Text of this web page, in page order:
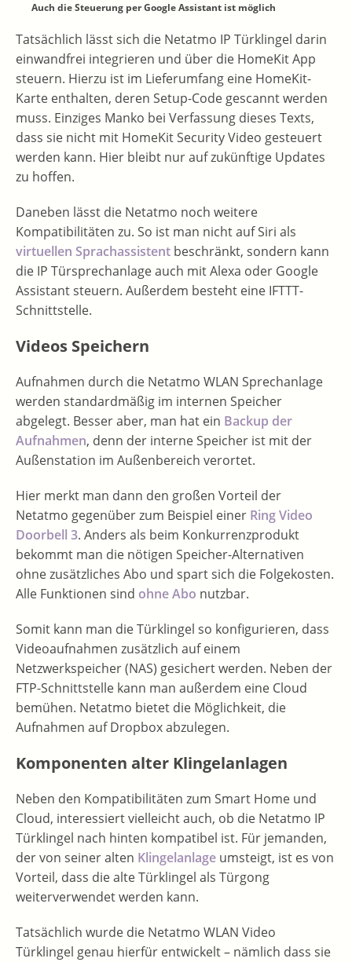
Auch die Steuerung per Google Assistant ist möglich
Tatsächlich lässt sich die Netatmo IP Türklingel darin
einwandfrei integrieren und über die HomeKit App
steuern. Hierzu ist im Lieferumfang eine HomeKit-
Karte enthalten, deren Setup-Code gescannt werden
muss. Einziges Manko bei Verfassung dieses Texts,
dass sie nicht mit HomeKit Security Video gesteuert
werden kann. Hier bleibt nur auf zukünftige Updates
zu hoffen.
Daneben lässt die Netatmo noch weitere
Kompatibilitäten zu. So ist man nicht auf Siri als
virtuellen Sprachassistent beschränkt, sondern kann
die IP Türsprechanlage auch mit Alexa oder Google
Assistant steuern. Außerdem besteht eine IFTTT-
Schnittstelle.
Videos Speichern
Aufnahmen durch die Netatmo WLAN Sprechanlage
werden standardmäßig im internen Speicher
abgelegt. Besser aber, man hat ein Backup der
Aufnahmen, denn der interne Speicher ist mit der
Außenstation im Außenbereich verortet.
Hier merkt man dann den großen Vorteil der
Netatmo gegenüber zum Beispiel einer Ring Video
Doorbell 3. Anders als beim Konkurrenzprodukt
bekommt man die nötigen Speicher-Alternativen
ohne zusätzliches Abo und spart sich die Folgekosten.
Alle Funktionen sind ohne Abo nutzbar.
Somit kann man die Türklingel so konfigurieren, dass
Videoaufnahmen zusätzlich auf einem
Netzwerkspeicher (NAS) gesichert werden. Neben der
FTP-Schnittstelle kann man außerdem eine Cloud
bemühen. Netatmo bietet die Möglichkeit, die
Aufnahmen auf Dropbox abzulegen.
Komponenten alter Klingelanlagen
Neben den Kompatibilitäten zum Smart Home und
Cloud, interessiert vielleicht auch, ob die Netatmo IP
Türklingel nach hinten kompatibel ist. Für jemanden,
der von seiner alten Klingelanlage umsteigt, ist es von
Vorteil, dass die alte Türklingel als Türgong
weiterverwendet werden kann.
Tatsächlich wurde die Netatmo WLAN Video
Türklingel genau hierfür entwickelt – nämlich dass sie